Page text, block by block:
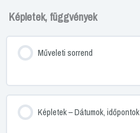
Képletek, függvények
Műveleti sorrend
Képletek – Dátumok, időpontok